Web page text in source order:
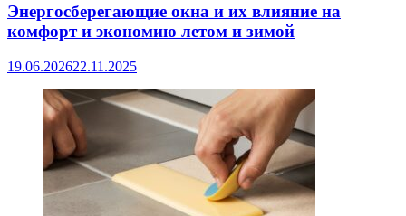
Энергосберегающие окна и их влияние на
комфорт и экономию летом и зимой
19.06.202622.11.2025